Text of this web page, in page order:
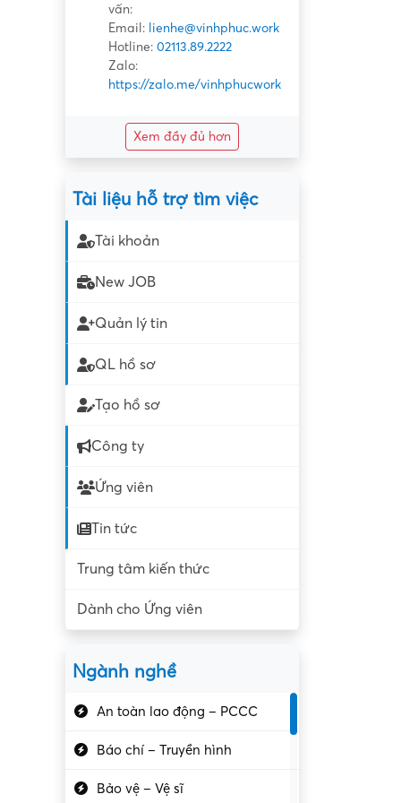
vấn:
Email: lienhe@vinhphuc.work
Hotline: 02113.89.2222
Zalo:
https://zalo.me/vinhphucwork
Xem đầy đủ hơn
Tài liệu hỗ trợ tìm việc
Tài khoản
New JOB
Quản lý tin
QL hồ sơ
Tạo hồ sơ
Công ty
Ứng viên
Tin tức
Trung tâm kiến thức
Dành cho Ứng viên
Ngành nghề
An toàn lao động – PCCC
Báo chí – Truyền hình
Bảo vệ – Vệ sĩ